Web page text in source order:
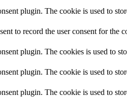
plugin. The cookie is used to
to record the user consent for the
plugin. The cookies is used to
plugin. The cookie is used to
plugin. The cookie is used to